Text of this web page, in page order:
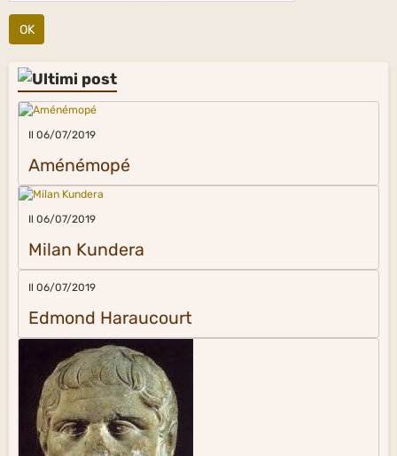
OK
Il 06/07/2019
Aménémopé
Il 06/07/2019
Milan Kundera
Il 06/07/2019
Edmond Haraucourt